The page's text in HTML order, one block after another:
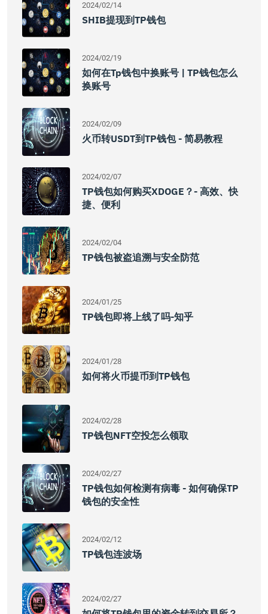
2024/02/14
SHIB提现到TP钱包
2024/02/19
如何在tp钱包中换账号 | TP钱包怎么
换账号
2024/02/09
火币转USDT到TP钱包 - 简易教程
2024/02/07
TP钱包如何购买XDOGE？- 高效、快
捷、便利
2024/02/04
TP钱包被盗追溯与安全防范
2024/01/25
TP钱包即将上线了吗-知乎
2024/01/28
如何将火币提币到TP钱包
2024/02/28
TP钱包NFT空投怎么领取
2024/02/27
TP钱包如何检测有病毒 - 如何确保TP
钱包的安全性
2024/02/12
TP钱包连波场
2024/02/27